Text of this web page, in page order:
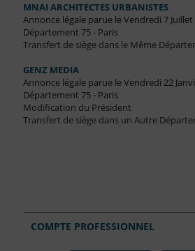
MNAI ARCHITECTES URBANISTES
Annonce légale parue le Vendredi 7 Juillet
Département 75 - Paris
Transfert de siège dans le Même
GENZ MEDIA
Annonce légale parue le Vendredi 22
Département 75 - Paris
Modification du Président
Transfert de siège dans un Autre
COMPTE PROFESSIONNEL